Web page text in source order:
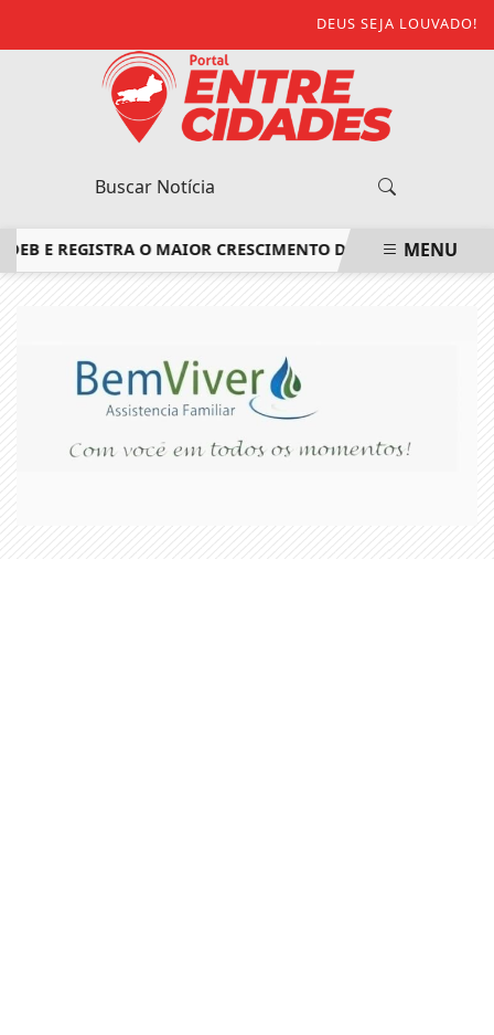
DEUS SEJA LOUVADO!
REGISTRA O MAIOR CRESCIMENTO DO ESTADO DO RIO DE
MENU